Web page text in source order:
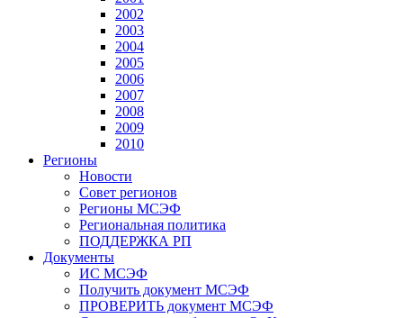
2002
2003
2004
2005
2006
2007
2008
2009
2010
Регионы
Новости
Совет регионов
Регионы МСЭФ
Региональная политика
ПОДДЕРЖКА РП
Документы
ИС МСЭФ
Получить документ МСЭФ
ПРОВЕРИТЬ документ МСЭФ